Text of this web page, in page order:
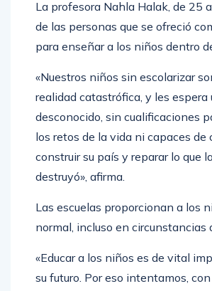
La profesora Nahla Halak, de 25
de las personas que se ofreció
para enseñar a los niños dentro
«Nuestros niños sin escolarizar
realidad catastrófica, y les espera
desconocido, sin cualificaciones
los retos de la vida ni capaces de
construir su país y reparar lo que
destruyó», afirma.
Las escuelas proporcionan a los
normal, incluso en circunstancias
«Educar a los niños es de vital
su futuro. Por eso intentamos,